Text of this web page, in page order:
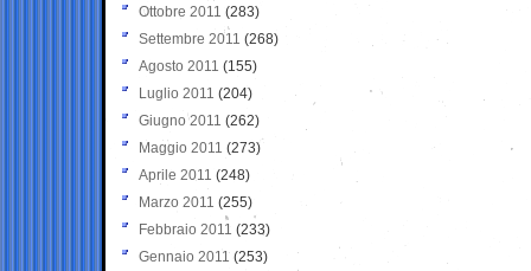
Ottobre 2011 (283)
Settembre 2011 (268)
Agosto 2011 (155)
Luglio 2011 (204)
Giugno 2011 (262)
Maggio 2011 (273)
Aprile 2011 (248)
Marzo 2011 (255)
Febbraio 2011 (233)
Gennaio 2011 (253)